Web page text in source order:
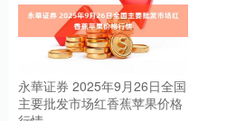
永華证券 2025年9月26日全国
主要批发市场红香蕉苹果价格